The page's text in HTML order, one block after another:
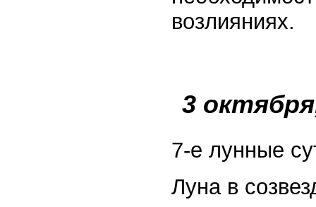
возлияниях.
3
7-е лунные
Луна в